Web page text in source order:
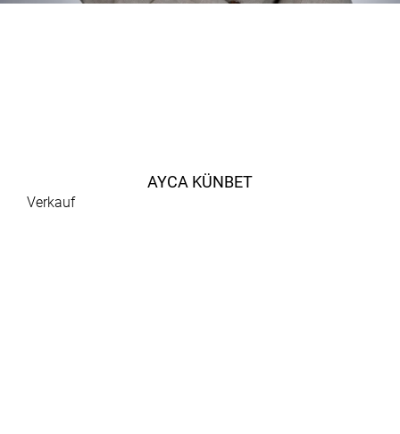
AYCA KÜNBET
Verkauf